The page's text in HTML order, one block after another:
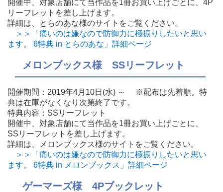
開催中、対象店舗にて当作品を1冊お買い上げごとに、4P
リーフレットを差し上げます。
詳細は、とらのあな様のサイトをご覧ください。
＞＞「痛いのは嫌なので防御力に極振りしたいと思い
ます。 6特典 in とらのあな」詳細ページ
メロンブックス様 SSリーフレット
開催期間：2019年4月10日(水) ～ ※配布は先着順。特
典は在庫がなくなり次第終了です。
特典内容：SSリーフレット
開催中、対象店舗にて当作品を1冊お買い上げごとに、
SSリーフレットを差し上げます。
詳細は、メロンブックス様のサイトをご覧ください。
＞＞「痛いのは嫌なので防御力に極振りしたいと思い
ます。 6特典 in メロンブックス」詳細ページ
ゲーマーズ様 4Pブックレット